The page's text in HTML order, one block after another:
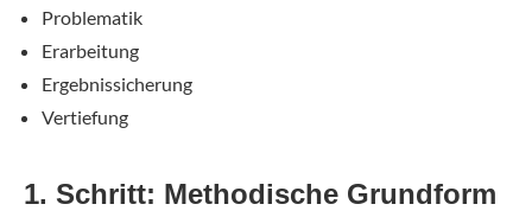
Problematik
Erarbeitung
Ergebnissicherung
Vertiefung
1. Schritt: Methodische Grundform